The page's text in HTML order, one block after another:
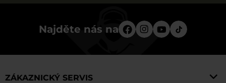
Najděte nás na
ZÁKAZNICKÝ SERVIS